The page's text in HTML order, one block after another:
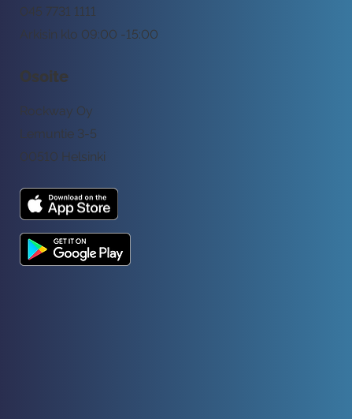
Arkisin klo 09:00 -15:00
045 7731 1111
Osoite
Rockway Oy
Lemuntie 3-5
00510 Helsinki